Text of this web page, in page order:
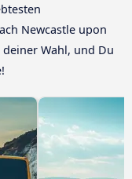
Newcastle upon
Wahl, und Du